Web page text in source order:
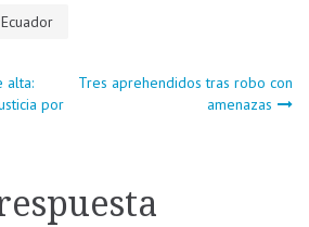
Ecuador
alta:
por
Tres aprehendidos tras robo con
amenazas